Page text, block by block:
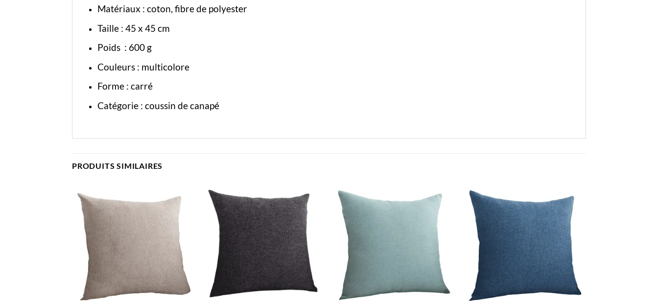
Matériaux : coton, fibre de polyester
Taille : 45 x 45 cm
Poids : 600 g
Couleurs : multicolore
Forme : carré
Catégorie : coussin de canapé
PRODUITS SIMILAIRES